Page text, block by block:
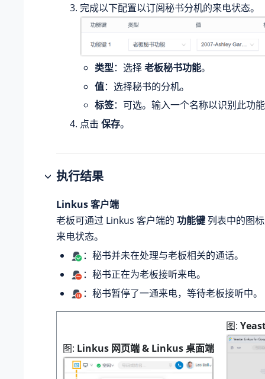
完成以下配置以订阅秘书分机的来电状态。
类型：选择老板秘书功能。
值：选择秘书的分机。
标签：可选。输入一个名称以识别此功
点击 保存。
执行结果
Linkus 客户端
老板可通过 Linkus 客户端的 功能键 列表中的图
来电状态。
：秘书并未在处理与老板相关的通话。
：秘书正在为老板接听来电。
：秘书暂停了一通来电，等待老板接听中。
图 Linkus 网页端 & Linkus 桌面端
图